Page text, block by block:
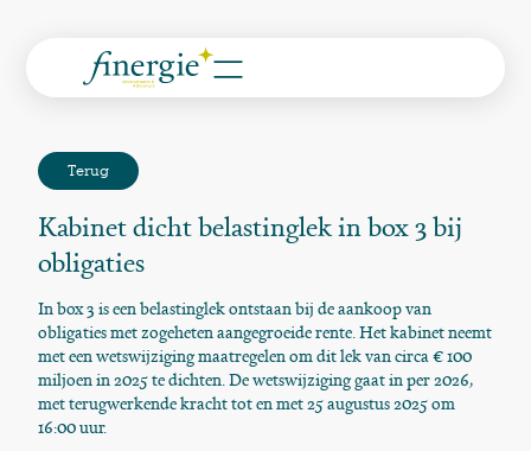
Terug
Kabinet dicht belastinglek in box 3 bij
obligaties
In box 3 is een belastinglek ontstaan bij de aankoop van
obligaties met zogeheten aangegroeide rente. Het kabinet neemt
met een wetswijziging maatregelen om dit lek van circa € 100
miljoen in 2025 te dichten. De wetswijziging gaat in per 2026,
met terugwerkende kracht tot en met 25 augustus 2025 om
16:00 uur.